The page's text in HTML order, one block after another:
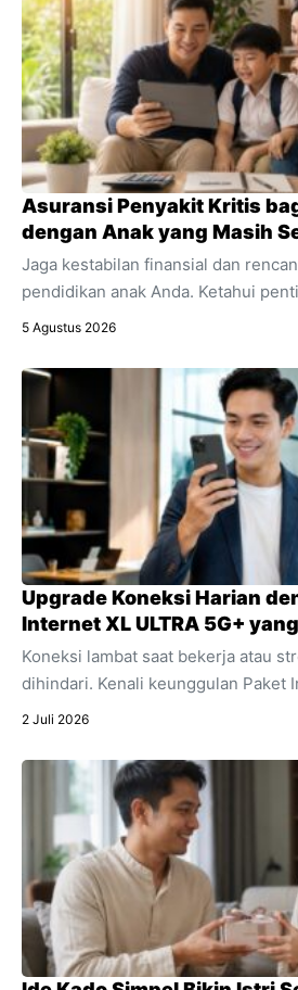
Asuransi Penyakit Kritis
dengan Anak yang Masih
Jaga kestabilan finansial dan
pendidikan anak Anda. Ketahui
asuransi penyakit kritis sebagai
5 Agustus 2026
Upgrade Koneksi Harian
Internet XL ULTRA 5G+
Koneksi lambat saat bekerja atau
dihindari. Kenali keunggulan Paket
5G+ yang menawarkan kecepatan
2 Juli 2026